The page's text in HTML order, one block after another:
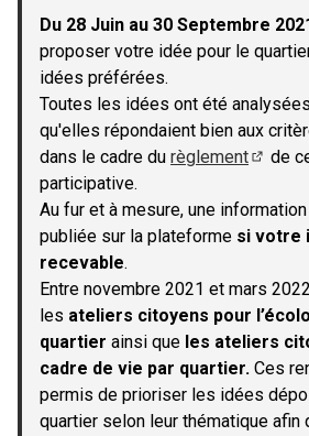
−
Du 28 Juin au 30 Septembre
proposer votre idée pour le
idées préférées.
Toutes les idées ont été
qu'elles répondaient bien aux
dans le cadre du règlement
de
participative.
Au fur et à mesure, une
publiée sur la plateforme si votre
recevable.
Entre novembre 2021 et mars
les ateliers citoyens pour
quartier ainsi que les ateliers
cadre de vie par quartier. Ces
permis de prioriser les idées
quartier selon leur thématique afin